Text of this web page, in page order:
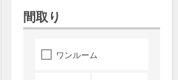
間取り
ワンルーム